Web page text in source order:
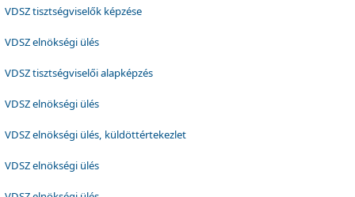
VDSZ tisztségviselők képzése
VDSZ elnökségi ülés
VDSZ tisztségviselői alapképzés
VDSZ elnökségi ülés
VDSZ elnökségi ülés, küldöttértekezlet
VDSZ elnökségi ülés